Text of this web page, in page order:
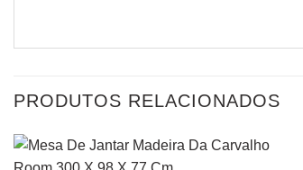
PRODUTOS RELACIONADOS